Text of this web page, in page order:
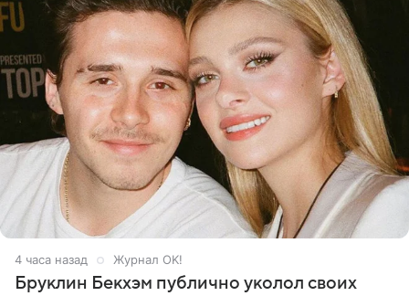
4 часа назад Журнал OK!
Бруклин Бекхэм публично уколол своих